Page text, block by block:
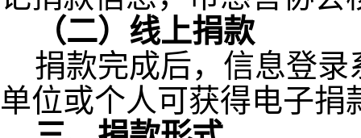
（二）线上捐款
捐款完成后，信息登
单位或个人可获得电子捐